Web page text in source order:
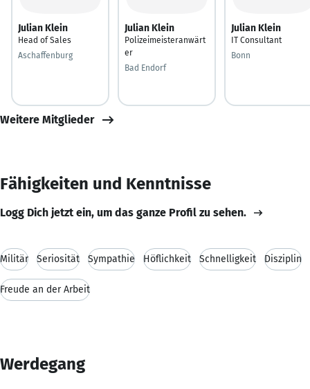
Julian Klein
Head of Sales
Aschaffenburg
Julian Klein
Polizeimeisteranwärt
er
Bad Endorf
Julian Klein
IT Consultant
Bonn
Weitere Mitglieder
Fähigkeiten und Kenntnisse
Logg Dich jetzt ein, um das ganze Profil zu sehen.
Militär Seriosität Sympathie Höflichkeit Schnelligkeit Disziplin
Freude an der Arbeit
Werdegang